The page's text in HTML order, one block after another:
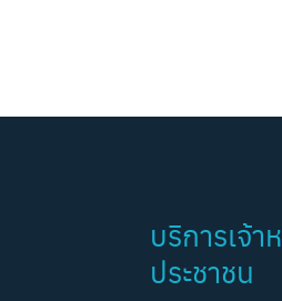
บริการเจ้า
ประชาชน